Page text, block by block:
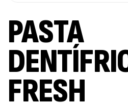
PASTA
FRESH